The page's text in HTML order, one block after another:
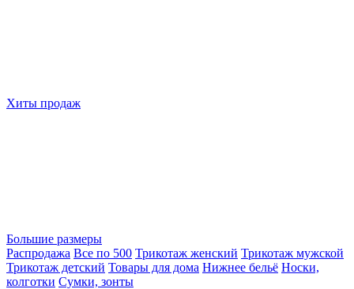
Хиты продаж
Большие размеры
Распродажа Все по 500 Трикотаж женский Трикотаж мужской
Трикотаж детский Товары для дома Нижнее бельё Носки,
колготки Сумки, зонты